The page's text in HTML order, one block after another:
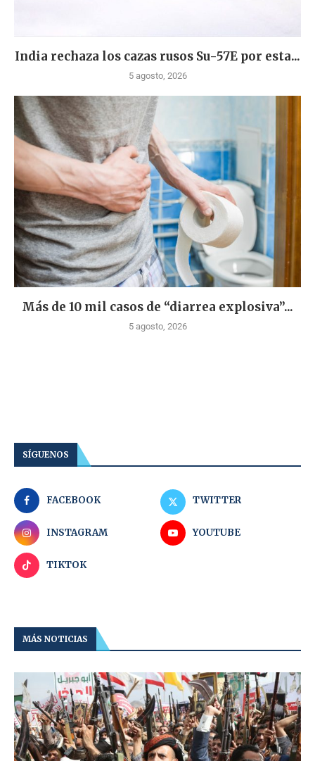
India rechaza los cazas rusos Su-57E por esta...
5 agosto, 2026
Más de 10 mil casos de “diarrea explosiva”...
5 agosto, 2026
SÍGUENOS
FACEBOOK TWITTER
INSTAGRAM YOUTUBE
TIKTOK
MÁS NOTICIAS